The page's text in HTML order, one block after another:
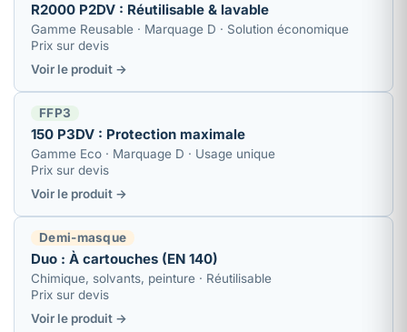
R2000 P2DV : Réutilisable & lavable
Gamme Reusable · Marquage D · Solution économique
Prix sur devis
Voir le produit →
FFP3
150 P3DV : Protection maximale
Gamme Eco · Marquage D · Usage unique
Prix sur devis
Voir le produit →
Demi-masque
Duo : À cartouches (EN 140)
Chimique, solvants, peinture · Réutilisable
Prix sur devis
Voir le produit →